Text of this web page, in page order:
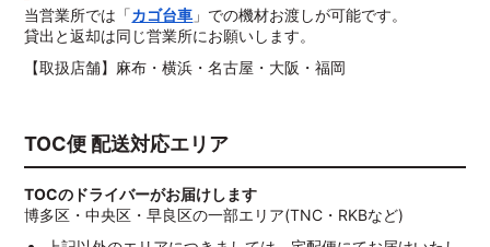
当営業所では「カゴ台車 」での機材お渡しが可能です。
貸出と返却は同じ営業所にお願いします。
【取扱店舗】麻布・横浜・名古屋・大阪・福岡
TOC便 配送対応エリア
TOCのドライバーがお届けします
博多区・中央区・早良区の一部エリア(TNC・RKBなど)